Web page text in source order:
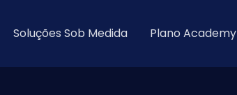
Soluções Sob Medida Plano Academy